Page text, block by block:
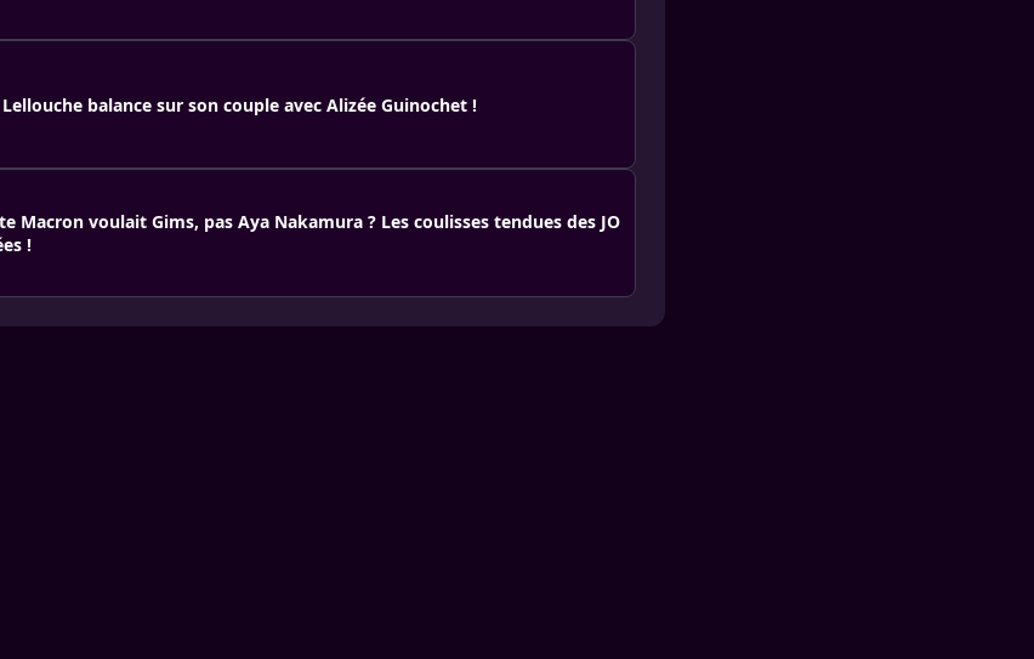
balance sur son couple avec Alizée Guinochet !
Macron voulait Gims, pas Aya Nakamura ? Les coulisses tendues des JO
!